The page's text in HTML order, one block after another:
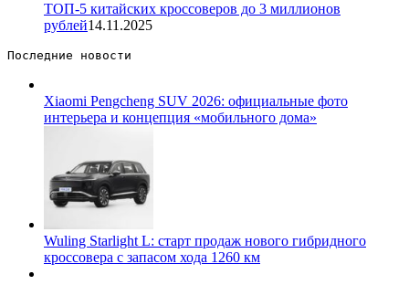
ТОП-5 китайских кроссоверов до 3 миллионов
рублей14.11.2025
Последние новости
Xiaomi Pengcheng SUV 2026: официальные фото
интерьера и концепция «мобильного дома»
Wuling Starlight L: старт продаж нового гибридного
кроссовера с запасом хода 1260 км